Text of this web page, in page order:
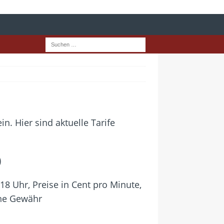
Hier sind aktuelle Tarife
Uhr, Preise in Cent pro Minute,
Gewähr